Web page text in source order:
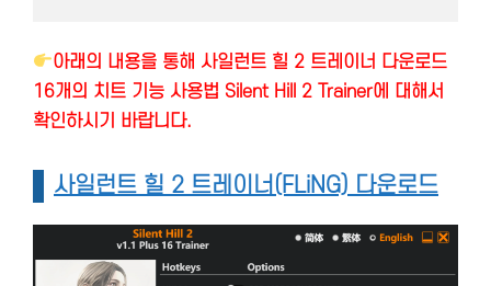
아래의 내용을 통해 사일런트 힐 2 트레이너 다운로드
16개의 치트 기능 사용법 Silent Hill 2 Trainer에 대해서
확인하시기 바랍니다.
사일런트 힐 2 트레이너(FLiNG) 다운로드